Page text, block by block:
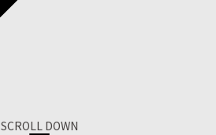
SCROLL DOWN